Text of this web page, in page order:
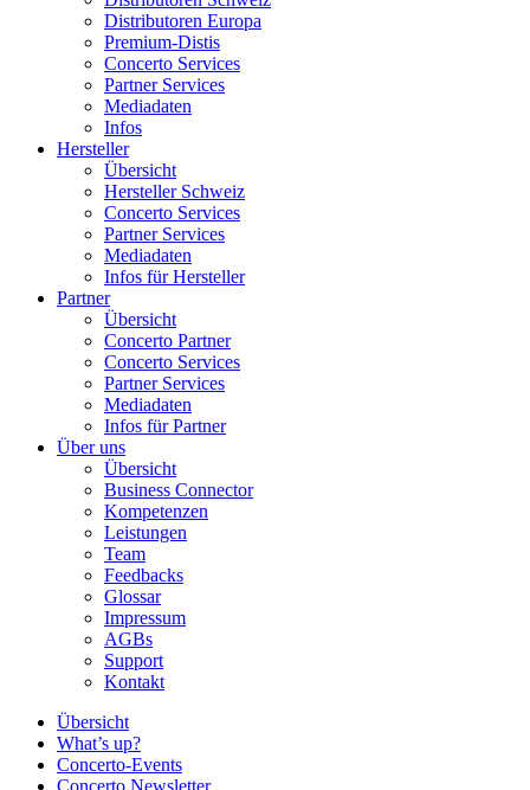
Distributoren Europa
Premium-Distis
Concerto Services
Partner Services
Mediadaten
Infos
Hersteller
Übersicht
Hersteller Schweiz
Concerto Services
Partner Services
Mediadaten
Infos für Hersteller
Partner
Übersicht
Concerto Partner
Concerto Services
Partner Services
Mediadaten
Infos für Partner
Über uns
Übersicht
Business Connector
Kompetenzen
Leistungen
Team
Feedbacks
Glossar
Impressum
AGBs
Support
Kontakt
Übersicht
What’s up?
Concerto-Events
Concerto Newsletter